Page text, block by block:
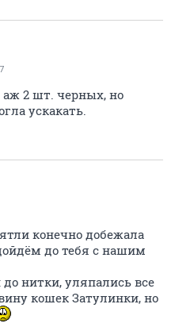
аж 2 шт. черных, но
ускакать.
конечно добежала
до тебя с нашим
нитки, уляпались все
кошек Затулинки, но